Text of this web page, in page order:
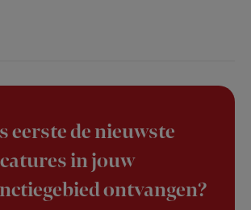
eerste de nieuwste
in jouw
ontvangen?